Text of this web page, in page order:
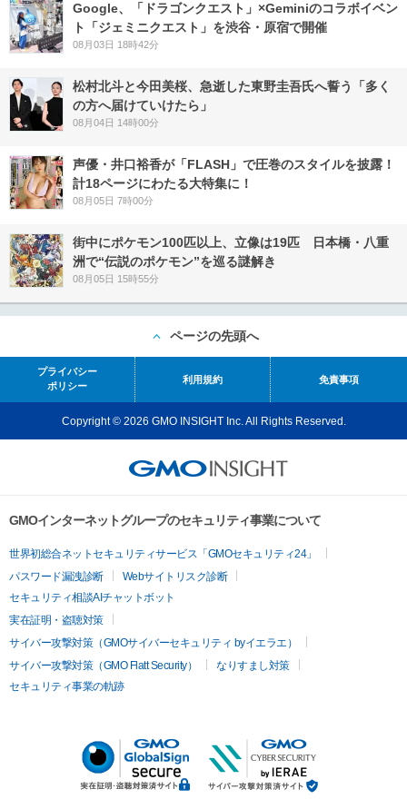
Google、「ドラゴンクエスト」×Geminiのコラボイベン
ト「ジェミニクエスト」を渋谷・原宿で開催
08月03日 18時42分
松村北斗と今田美桜、急逝した東野圭吾氏へ誓う「多く
の方へ届けていけたら」
08月04日 14時00分
声優・井口裕香が「FLASH」で圧巻のスタイルを披露！
計18ページにわたる大特集に！
08月05日 7時00分
街中にポケモン100匹以上、立像は19匹 日本橋・八重
洲で“伝説のポケモン”を巡る謎解き
08月05日 15時55分
ページの先頭へ
プライバシー
ポリシー
利用規約 免責事項
Copyright © 2026 GMO INSIGHT Inc. All Rights Reserved.
GMOインターネットグループのセキュリティ事業について
世界初総合ネットセキュリティサービス「GMOセキュリティ24」
パスワード漏洩診断
Webサイトリスク診断
セキュリティ相談AIチャットボット
実在証明・盗聴対策
サイバー攻撃対策（GMOサイバーセキュリティ byイエラエ）
サイバー攻撃対策（GMO Flatt Security）
なりすまし対策
セキュリティ事業の軌跡